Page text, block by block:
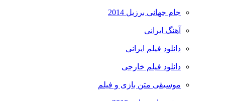
جام جهانی برزیل 2014
آهنگ ایرانی
دانلود فیلم ایرانی
دانلود فیلم خارجی
موسیقی متن بازی و فیلم